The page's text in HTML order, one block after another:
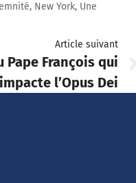
, New York, Une
Article suivant
Pape François qui
impacte l’Opus Dei